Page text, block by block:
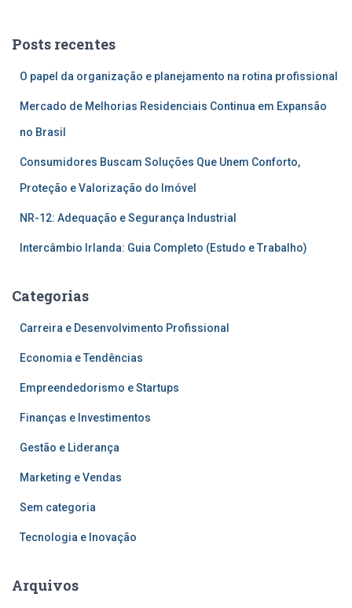
Posts recentes
O papel da organização e planejamento na rotina profissional
Mercado de Melhorias Residenciais Continua em Expansão
no Brasil
Consumidores Buscam Soluções Que Unem Conforto,
Proteção e Valorização do Imóvel
NR-12: Adequação e Segurança Industrial
Intercâmbio Irlanda: Guia Completo (Estudo e Trabalho)
Categorias
Carreira e Desenvolvimento Profissional
Economia e Tendências
Empreendedorismo e Startups
Finanças e Investimentos
Gestão e Liderança
Marketing e Vendas
Sem categoria
Tecnologia e Inovação
Arquivos